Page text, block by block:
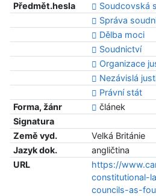
Předmět.hesla
Soudcovská
Správa
Dělba moci
Soudnictví
Organizace
Nezávislá
Právní stát
Forma, žánr
článek
Signatura
Země vyd.
Velká Británie
Jazyk dok.
angličtina
URL
https://
constitutional-
councils-as-